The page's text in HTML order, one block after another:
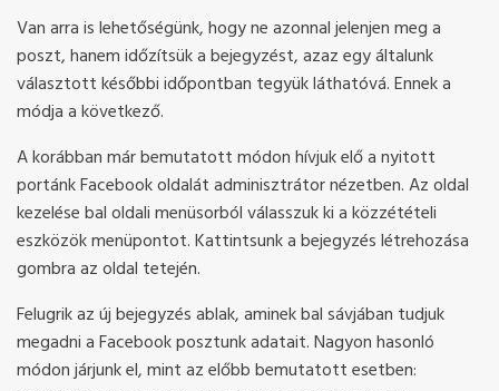
Van arra is lehetőségünk, hogy ne azonnal jelenjen meg a
poszt, hanem időzítsük a bejegyzést, azaz egy általunk
választott későbbi időpontban tegyük láthatóvá. Ennek a
módja a következő.
A korábban már bemutatott módon hívjuk elő a nyitott
portánk Facebook oldalát adminisztrátor nézetben. Az oldal
kezelése bal oldali menüsorból válasszuk ki a közzétételi
eszközök menüpontot. Kattintsunk a bejegyzés létrehozása
gombra az oldal tetején.
Felugrik az új bejegyzés ablak, aminek bal sávjában tudjuk
megadni a Facebook posztunk adatait. Nagyon hasonló
módon járjunk el, mint az előbb bemutatott esetben: